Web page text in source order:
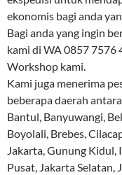
ekonomis bagi anda
Bagi anda yang ingin
kami di WA 0857 7576
Workshop kami.
Kami juga menerima
beberapa daerah
Bantul, Banyuwangi,
Boyolali, Brebes,
Jakarta, Gunung Kidul,
Pusat, Jakarta Selatan,